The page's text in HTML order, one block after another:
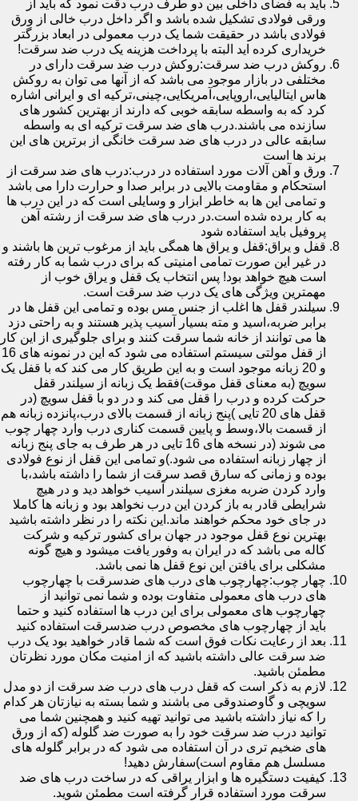
باید به فضای داخلی بین دو طرف درب دقت نمود که باید از
ورقی فولادی تشکیل شده باشد و اگر داخل درب خالی از ورق
فولادی باشد در حقیقت شما یک درب معمولی در ابعاد بزرگتر
خریداری کرده اید البته با پرداخت هزینه یک درب ضد سرقت!
روکش درب ضد سرقت:روکش درب ضد سرقت دارای در
مختلفی در بازار موجود می باشد که از آنها می توان به روکش
هاس ایتالیایی،اروپایی،آمریکایی،چینی،ترکیه ای و ایرانی اشاره
کرد که به واسطه سابقه خوبی که دارند از بهترین کشور های
سازنده می باشند.درب های ضد سرقت ترکیه ای به واسطه
سابقه عالی در درب های ضد سرقت خانگی از برترین های این
برند ها است
ورق و آهن آلات مورد استفاده در درب:درب های ضد سرقت از
استحکام و مقاومت بالایی در برابر صدا و حرارت دارا می باشد
و تمامی این ها به خاطر ابزار و وسایلی است که در این درب ها
به کار برده شده است.در درب های ضد سرقت از رشته آهن
پروفیل باید استفاده شود
قفل و یراق:قفل و یراق ها همگی باید از مرغوب ترین ها باشند و
در غیر این صورت تمامی امنیتی که برای درب شما به کار رفته
است هیچ خواهد بود! پس انتخاب یک قفل و یراق خوب از
مهمترین ویژگی های یک درب ضد سرقت است.
سیلندر قفل ها اغلب از جنس مس بوده و تمامی این قفل ها در
برابر ضربه،اسید و مته بسیار آسیب پذیر هستند و به راحتی دزد
ها می توانند از خانه شما سرقت کنند و برای جلوگیری از این کار
از قفل مولتی سیستم استفاده می شود که این در نمونه های 16
و 20 زبانه موجود است و به این طریق کار می کند که با قفل یک
سویچ (به معنای قفل موقت)فقط یک زبانه از سیلندر قفل
حرکت کرده و درب را قفل می کند و در دو با قفل سویچ (در
قفل های 20 تایی )پنج زبانه از قسمت بالای درب،پانزده زبانه هم
از قسمت بالا،وسط و پایین قسمت کناری درب وارد چهار چوب
می شوند (در نسخه های 16 تایی در هر طرف به جای پنج زبانه
از چهار زبانه استفاده می شود.)و تمامی این قفل از نوع فولادی
بوده و زمانی که سارق قصد سرقت از شما را داشته باشد،با
وارد کردن ضربه مغزی سیلندر آسیب خواهد دید و در هیچ
شرایطی قادر به باز کردن این درب نخواهد بود و زبانه ها کاملا
در جای خود محکم خواهند ماند.این نکته را در نظر داشته باشید
بهترین نوع قفل موجود در جهان برای کشور ترکیه و شرکت
کاله می باشد که در ایران به وفور یافت میشود و هیچ گونه
مشکلی برای یافتن این نوع قفل ها نمی باشد.
چهار چوب:چهارچوب های درب های ضدسرقت با چهارچوب
های درب های معمولی متفاوت بوده و شما نمی توانید از
چهارچوب های معمولی برای این درب ها استفاده کنید و حتما
باید از چهارچوب های مخصوص درب ضدسرقت استفاده کنید
بعد از رعایت نکات فوق است که شما قادر خواهید بود یک درب
ضد سرقت عالی داشته باشید که از امنیت مکان مورد نظرتان
مطمئن باشید.
لازم به ذکر است که قفل درب های درب ضد سرقت از دو مدل
سویچی و گاوصندوقی می باشند و شما بسته به نیازتان هر کدام
را که نیاز داشته باشید می توانید تهیه کنید و همچنین شما می
توانید درب ضد سرقت خود را به صورت ضد گلوله (که از ورق
های ضخیم تری در آن استفاده می شود که در برابر گلوله های
مسلسل هم مقاوم است)سفارش دهید!
کیفیت دستگیره ها و ابزار یراقی که در ساخت درب های ضد
سرقت مورد استفاده قرار گرفته است مطمئن شوید.